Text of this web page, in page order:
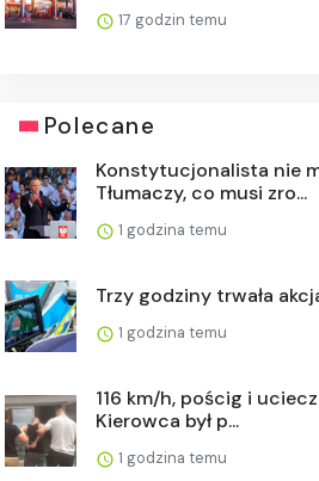
17 godzin temu
Polecane
Konstytucjonalista nie
Tłumaczy, co musi zro...
1 godzina temu
Trzy godziny trwała
1 godzina temu
116 km/h, pościg i
Kierowca był p...
1 godzina temu